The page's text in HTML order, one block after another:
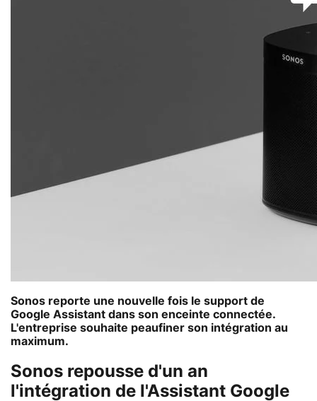
Sonos reporte une nouvelle fois le support de
Google Assistant dans son enceinte connectée.
L'entreprise souhaite peaufiner son intégration au
maximum.
Sonos repousse d'un an
l'intégration de l'Assistant Google